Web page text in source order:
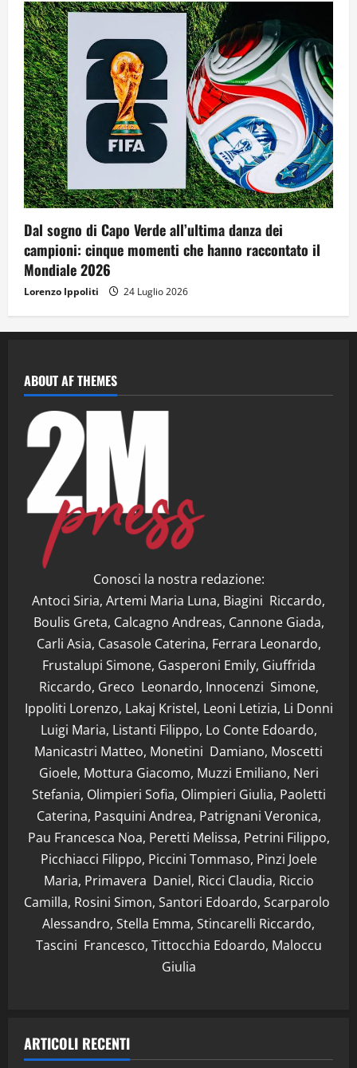
Dal sogno di Capo Verde all’ultima danza dei
campioni: cinque momenti che hanno raccontato il
Mondiale 2026
Lorenzo Ippoliti 24 Luglio 2026
ABOUT AF THEMES
Conosci la nostra redazione:
Antoci Siria, Artemi Maria Luna, Biagini Riccardo,
Boulis Greta, Calcagno Andreas, Cannone Giada,
Carli Asia, Casasole Caterina, Ferrara Leonardo,
Frustalupi Simone, Gasperoni Emily, Giuffrida
Riccardo, Greco Leonardo, Innocenzi Simone,
Ippoliti Lorenzo, Lakaj Kristel, Leoni Letizia, Li Donni
Luigi Maria, Listanti Filippo, Lo Conte Edoardo,
Manicastri Matteo, Monetini Damiano, Moscetti
Gioele, Mottura Giacomo, Muzzi Emiliano, Neri
Stefania, Olimpieri Sofia, Olimpieri Giulia, Paoletti
Caterina, Pasquini Andrea, Patrignani Veronica,
Pau Francesca Noa, Peretti Melissa, Petrini Filippo,
Picchiacci Filippo, Piccini Tommaso, Pinzi Joele
Maria, Primavera Daniel, Ricci Claudia, Riccio
Camilla, Rosini Simon, Santori Edoardo, Scarparolo
Alessandro, Stella Emma, Stincarelli Riccardo,
Tascini Francesco, Tittocchia Edoardo, Maloccu
Giulia
ARTICOLI RECENTI